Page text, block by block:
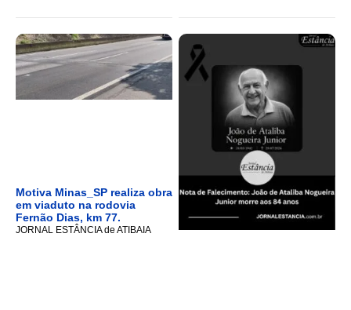
Motiva Minas_SP realiza obra
em viaduto na rodovia
Fernão Dias, km 77.
JORNAL ESTÂNCIA de ATIBAIA